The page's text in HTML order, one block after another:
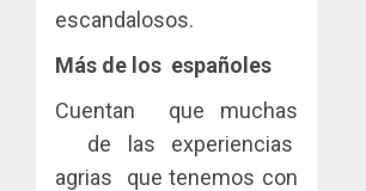
escandalosos.
Más de los españoles
Cuentan que muchas
de las experiencias
agrias que tenemos con